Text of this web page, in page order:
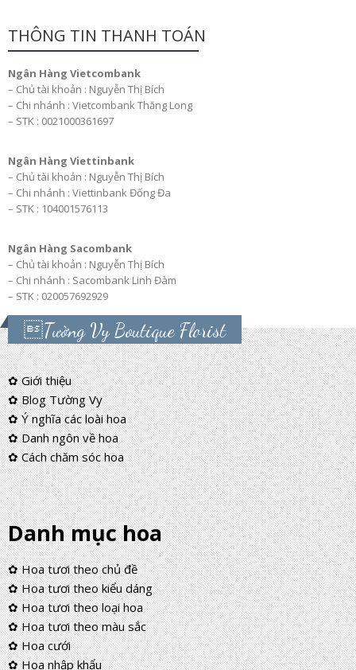
THÔNG TIN THANH TOÁN
Ngân Hàng Vietcombank
– Chủ tài khoản : Nguyễn Thị Bích
– Chi nhánh : Vietcombank Thăng Long
– STK : 0021000361697
Ngân Hàng Viettinbank
– Chủ tài khoản : Nguyễn Thị Bích
– Chi nhánh : Viettinbank Đống Đa
– STK : 104001576113
Ngân Hàng Sacombank
– Chủ tài khoản : Nguyễn Thị Bích
– Chi nhánh : Sacombank Linh Đàm
– STK : 020057692929
Tường Vy Boutique Florist
✿ Giới thiệu
✿ Blog Tường Vy
✿ Ý nghĩa các loài hoa
✿ Danh ngôn về hoa
✿ Cách chăm sóc hoa
Danh mục hoa
✿ Hoa tươi theo chủ đề
✿ Hoa tươi theo kiểu dáng
✿ Hoa tươi theo loại hoa
✿ Hoa tươi theo màu sắc
✿ Hoa cưới
✿ Hoa nhập khẩu